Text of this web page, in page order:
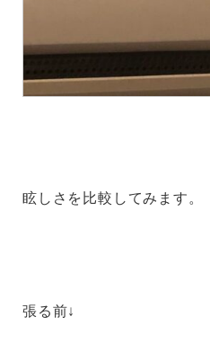
眩しさを比較してみます。
張る前↓